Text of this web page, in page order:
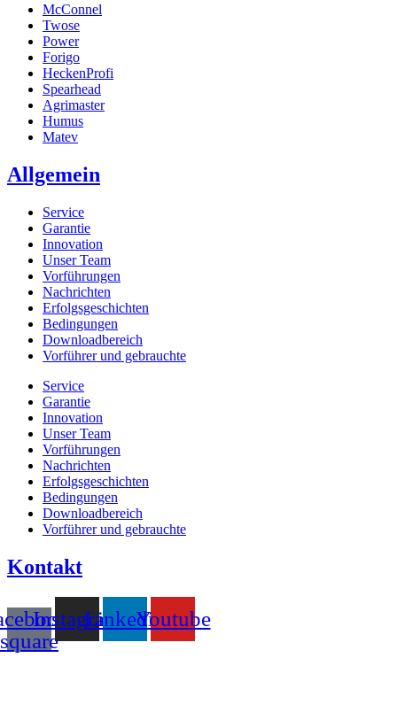
McConnel
Twose
Power
Forigo
HeckenProfi
Spearhead
Agrimaster
Humus
Matev
Allgemein
Service
Garantie
Innovation
Unser Team
Vorführungen
Nachrichten
Erfolgsgeschichten
Bedingungen
Downloadbereich
Vorführer und gebrauchte
Service
Garantie
Innovation
Unser Team
Vorführungen
Nachrichten
Erfolgsgeschichten
Bedingungen
Downloadbereich
Vorführer und gebrauchte
Kontakt
square
InstagramLinkedinYoutube